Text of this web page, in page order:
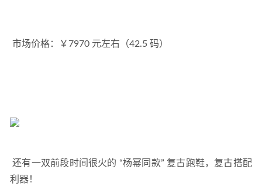
市场价格：￥7970 元左右（42.5 码）
还有一双前段时间很火的 “杨幂同款” 复古跑鞋，复古搭配
利器！